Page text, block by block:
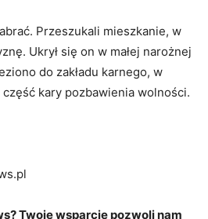
Przeszukali mieszkanie, w
Ukrył się on w małej narożnej
do zakładu karnego, w
kary pozbawienia wolności.
Twoje wsparcie pozwoli nam